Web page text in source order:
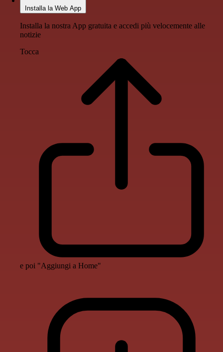
Installa la Web App
Installa la nostra App gratuita e accedi più velocemente alle
notizie
Tocca
e poi "Aggiungi a Home"